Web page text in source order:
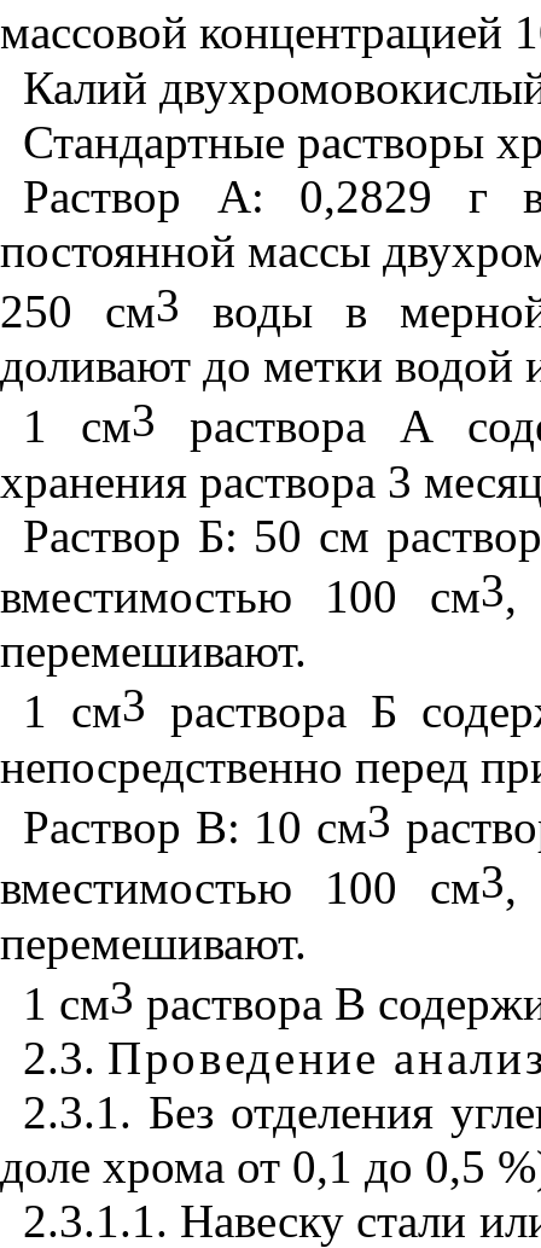
массовой концентрацией
Калий
Стандартные растворы
Раствор А: 0,2829 г
постоянной массы
250 см3 воды в
доливают до метки водой
1 см3 раствора А
хранения раствора 3
Раствор Б: 50 см
вместимостью 100 см3,
перемешивают.
1 см3 раствора Б
непосредственно перед
Раствор В: 10 см3
вместимостью 100 см3,
перемешивают.
1 см3 раствора В
2.3. Проведение
2.3.1. Без отделения
доле хрома от 0,1 до 0,5
2.3.1.1. Навеску стали